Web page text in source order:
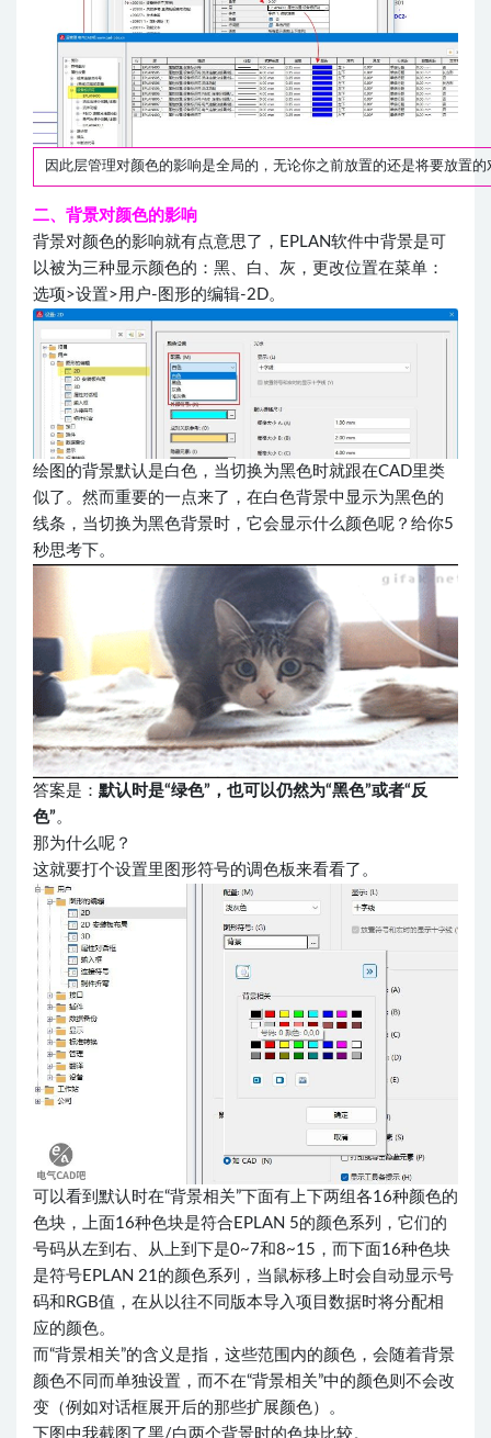
因此层管理对颜色的影响是全局的，无论你之前放置的还是将要放置
二、背景对颜色的影响
背景对颜色的影响就有点意思了，EPLAN软件中背景是可
以被为三种显示颜色的：黑、白、灰，更改位置在菜单：
选项>设置>用户-图形的编辑-2D。
绘图的背景默认是白色，当切换为黑色时就跟在CAD里类
似了。然而重要的一点来了，在白色背景中显示为黑色的
线条，当切换为黑色背景时，它会显示什么颜色呢？给你5
秒思考下。
答案是： 默认时是“绿色”，也可以仍然为“黑色”或者“反
色”。
那为什么呢？
这就要打个设置里图形符号的调色板来看看了。
可以看到默认时在“背景相关”下面有上下两组各16种颜色的
色块，上面16种色块是符合EPLAN 5的颜色系列，它们的
号码从左到右、从上到下是0~7和8~15，而下面16种色块
是符号EPLAN 21的颜色系列，当鼠标移上时会自动显示号
码和RGB值，在从以往不同版本导入项目数据时将分配相
应的颜色。
而“背景相关”的含义是指，这些范围内的颜色，会随着背景
颜色不同而单独设置，而不在“背景相关”中的颜色则不会改
变（例如对话框展开后的那些扩展颜色）。
下图中我截图了黑/白两个背景时的色块比较。